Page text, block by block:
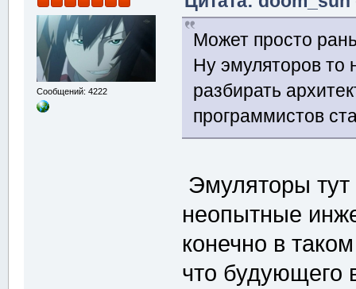
Сообщений: 4222
Может просто
Ну эмуляторов то
разбирать
программистов
Эмуляторы
неопытные
конечно в
что будующего